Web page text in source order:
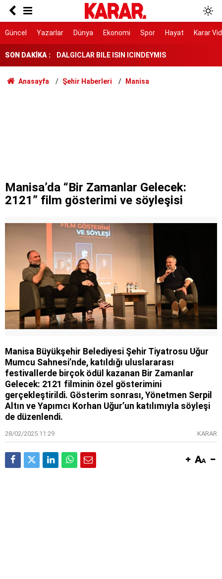
Güncel Yazarlar Dünya Ekonomi Spor Hayat Karar
SON DAKİKA :
Herkes Çeşme'ye akın ederken onlar burayı
keşfetti: İzmir'de 'Böyle bir yer hâlâ var mı?'
dedirtecek o saklı cennet
DALGICLAR BILE ISIN ICINDEYMIS
AK Parti ile fark 4 puanı aştı
buruk
mont arıyor
Anasayfa Şehir Haberleri Manisa
Manisa’da “Bir Zamanlar Gelecek:
2121” film gösterimi ve söyleşisi
Manisa Büyükşehir Belediyesi Şehir Tiyatrosu Uğur
Mumcu Sahnesi’nde, katıldığı uluslararası
festivallerde birçok ödül kazanan Bir Zamanlar
Gelecek: 2121 filminin özel gösterimini
gerçekleştirildi. Gösterim sonrası, Yönetmen Serpil
Altın ve Yapımcı Korhan Uğur’un katılımıyla söyleşi
de düzenlendi.
28/02/2025 11:29 KARAR